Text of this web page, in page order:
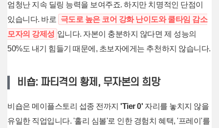
엄청난 지속 딜링 능력을 보여주죠. 하지만 치명적인 단점이
있습니다. 바로
극도로 높은 코어 강화 난이도와 쿨타임 감소
모자의 강제성 입니다. 자본이 충분하지 않다면 제 성능의
50%도 내기 힘들기 때문에, 초보자에게는 추천하지 않습니다.
비숍: 파티격의 황제, 무자본의 희망
비숍은 메이플스토리 섭종 전까지'Tier 0' 자리를 놓치지 않을
유일한 직업입니다. '홀리 심볼'로 인한 경험치 혜택, '프레이'를